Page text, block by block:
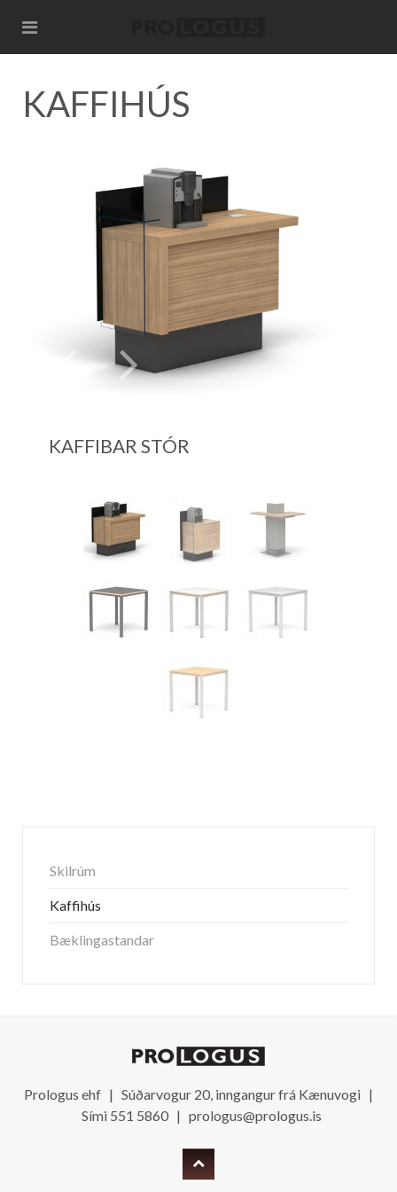
KAFFIHÚS
KAFFIBAR STÓR
Skilrúm
Kaffihús
Bæklingastandar
Prologus ehf | Súðarvogur 20, inngangur frá Kænuvogi |
Sími 551 5860 | prologus@prologus.is